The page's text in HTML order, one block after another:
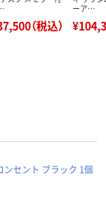
（税込）
ーア…
セント ブラック 1個